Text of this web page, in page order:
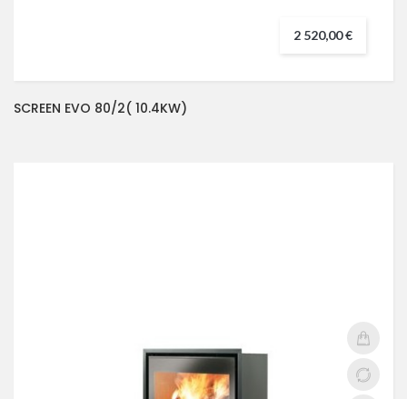
2 520,00 €
SCREEN EVO 80/2( 10.4KW)